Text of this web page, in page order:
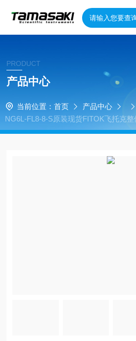
PRODUCT
产品中心
当前位置： 首页 产品中心
NG6L-FL8-8-S原装现货FITOK飞托克